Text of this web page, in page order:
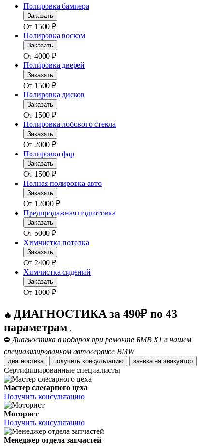
Полировка бампера
Заказать
От 1500 ₽
Полировка воском
Заказать
От 4000 ₽
Полировка дверей
Заказать
От 1500 ₽
Полировка дисков
Заказать
От 1500 ₽
Полировка лобового стекла
Заказать
От 2000 ₽
Полировка фар
Заказать
От 1500 ₽
Полная полировка авто
Заказать
От 12000 ₽
Предпродажная подготовка
Заказать
От 5000 ₽
Химчистка потолка
Заказать
От 2400 ₽
Химчистка сидений
Заказать
От 1000 ₽
🔥 ДИАГНОСТИКА за 490₽ по 43
параметрам .
⛔ Диагностика в подарок при ремонте БМВ Х1 в нашем
специализированном автосервисе BMW
диагностика получить консультацию заявка на эвакуатор
Сертифицированные специалисты
Мастер слесарного цеха
Получить консультацию
Моторист
Получить консультацию
Менеджер отдела запчастей